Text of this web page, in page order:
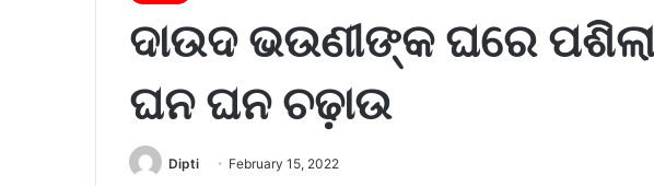
ଦାଉଦ ଭଉଣୀଙ୍କ ଘରେ
ଘନ ଘନ ଚଢ଼ାଉ
Dipti February 15, 2022